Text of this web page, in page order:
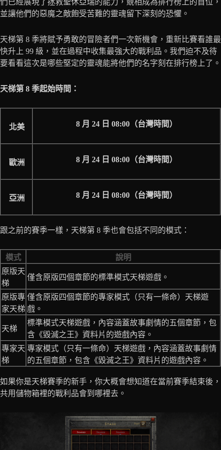
並讓他們的惡魔之敵飽受苦難的靈魂留下深刻的恐懼。
天梯第 8 季將賦予勇敢的冒險者們一次新機會，重新比賽看誰最
快升上 99 級，並在過程中收集最強大的戰利品。我們迫不及待
要看看這次是哪些堅定的靈魂能將他們的名字刻在排行榜上了。
天梯第 8 季起始時間：
北美 8 月 24 日 08:00（台灣時間）
歐洲 8 月 24 日 08:00（台灣時間）
亞洲 8 月 24 日 08:00（台灣時間）
跟之前的賽季一樣，天梯第 8 季也會包括不同的模式：
模式
說明
原版天
梯
僅含原版四個章節的標準模式天梯遊戲。
原版專
家天梯
僅含原版四個章節的專家模式（只有一條命）天梯遊
戲。
天梯
標準模式天梯遊戲，內容涵蓋故事劇情的五個章節，包
含《毀滅之王》資料片的遊戲內容。
專家天
梯
專家模式（只有一條命）天梯遊戲，內容涵蓋故事劇情
的五個章節，包含《毀滅之王》資料片的遊戲內容。
如果你是天梯賽季的新手，你大概會想知道在當前賽季結束後，
共用儲物箱裡的戰利品會到哪裡去。